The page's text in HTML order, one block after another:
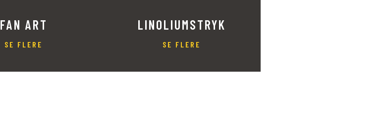
FAN ART
SE FLERE
LINOLIUMSTRYK
SE FLERE